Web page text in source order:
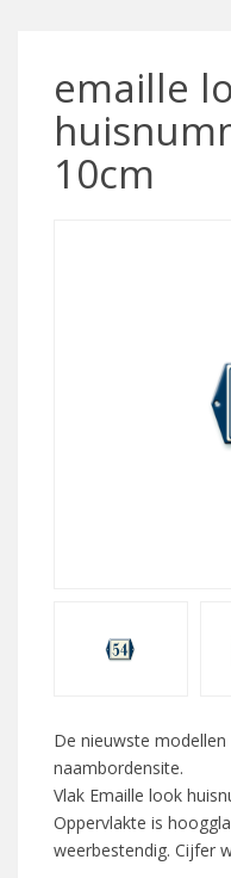
emaille
10cm
De nieuwste
naambordensite.
Vlak Emaille look
Oppervlakte is
weerbestendig. Cijfer